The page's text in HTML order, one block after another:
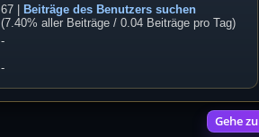
67 |Beiträge des Benutzers suchen
(7.40% aller Beiträge / 0.04 Beiträge pro Tag)
-
-
Gehe zu